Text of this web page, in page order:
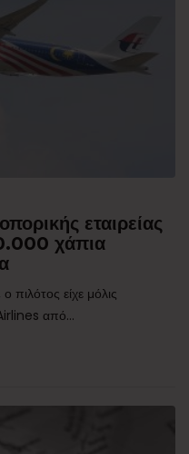
εταιρείας
χάπια
πιλότος είχε μόλις
από...